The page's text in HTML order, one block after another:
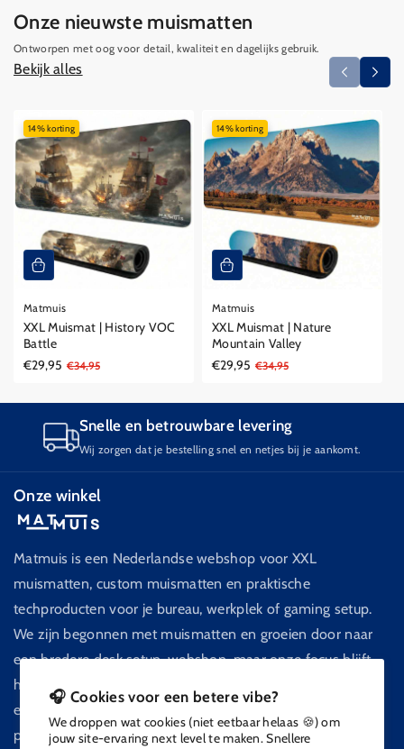
🎧 Cookies voor een betere vibe?
We droppen wat cookies (niet eetbaar helaas 🍪) om
jouw site-ervaring next level te maken. Snellere
Onze nieuwste muismatten
Ontworpen met oog voor detail, kwaliteit en dagelijks gebruik.
Bekijk alles
14% korting
Matmuis
XXL Muismat | History VOC
Battle
Aanbiedingsprijs
€29,95
Reguliere€34,95
14% korting
Matmuis
XXL Muismat | Nature
Mountain Valley
Aanbiedingsprijs
€29,95
Reguliere€34,95
Snelle en betrouwbare levering
Wij zorgen dat je bestelling snel en netjes bij je aankomt.
Onze winkel
Matmuis is een Nederlandse webshop voor XXL
muismatten, custom muismatten en praktische
techproducten voor je bureau, werkplek of gaming setup.
We zijn begonnen met muismatten en groeien door naar
een bredere desk setup-webshop, maar onze focus blijft
hetzelfde: goede kwaliteit, scherpe prints, duidelijke service
en producten die je setup netter, comfortabeler en
persoonlijker maken.